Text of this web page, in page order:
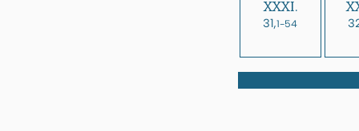
XXXI.
31,1-54